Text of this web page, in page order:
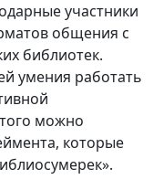
участники
общения с
библиотек.
умения работать
можно
которые